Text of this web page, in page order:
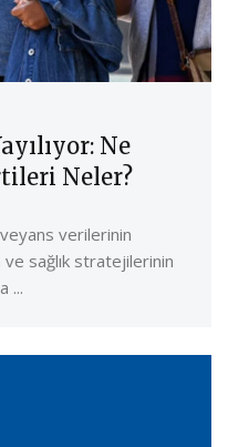
Ne
Neler?
verilerinin
sağlık stratejilerinin
...